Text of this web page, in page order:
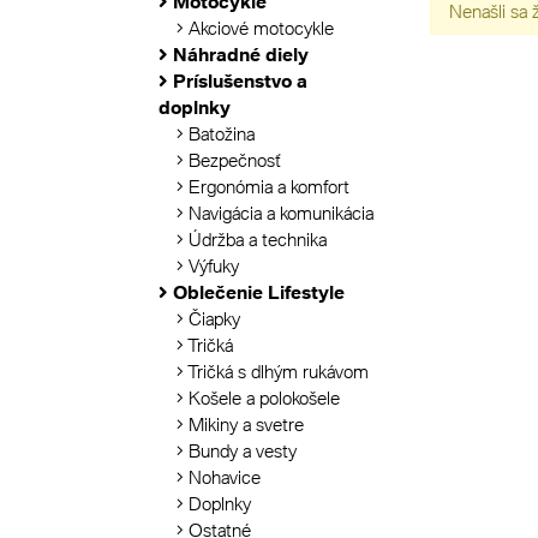
Akciové motocykle
Náhradné diely
Príslušenstvo a
doplnky
Batožina
Bezpečnosť
Ergonómia a komfort
Navigácia a komunikácia
Údržba a technika
Výfuky
Oblečenie Lifestyle
Čiapky
Tričká
Tričká s dlhým rukávom
Košele a polokošele
Mikiny a svetre
Bundy a vesty
Nohavice
Doplnky
Ostatné
Nenašli sa